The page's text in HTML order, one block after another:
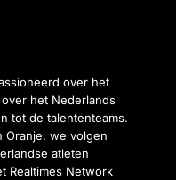
over het
het Nederlands
tot de talententeams.
Oranje: we volgen
atleten
Realtimes Network